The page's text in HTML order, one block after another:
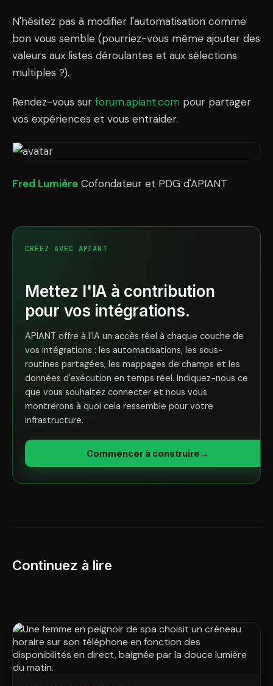
N'hésitez pas à modifier l'automatisation comme
bon vous semble (pourriez-vous même ajouter des
valeurs aux listes déroulantes et aux sélections
multiples ?).
Rendez-vous sur forum.apiant.com pour partager
vos expériences et vous entraider.
Fred Lumière Cofondateur et PDG d'APIANT
CRÉEZ AVEC APIANT
Mettez l'IA à contribution
pour vos intégrations.
APIANT offre à l'IA un accès réel à chaque couche de
vos intégrations : les automatisations, les sous-
routines partagées, les mappages de champs et les
données d'exécution en temps réel. Indiquez-nous ce
que vous souhaitez connecter et nous vous
montrerons à quoi cela ressemble pour votre
infrastructure.
Commencer à construire →
Continuez à lire